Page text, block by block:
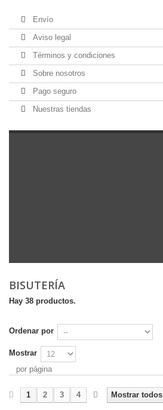
Envío
Aviso legal
Términos y condiciones
Sobre nosotros
Pago seguro
Nuestras tiendas
BISUTERÍA
Hay 38 productos.
Ordenar por
Mostrar
por página
Mostrar todos
1 2 3 4